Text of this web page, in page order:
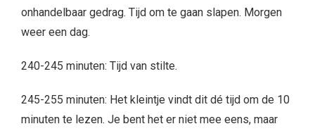
onhandelbaar gedrag. Tijd om te gaan slapen. Morgen
weer een dag.
240-245 minuten: Tijd van stilte.
245-255 minuten: Het kleintje vindt dit dé tijd om de 10
minuten te lezen. Je bent het er niet mee eens, maar